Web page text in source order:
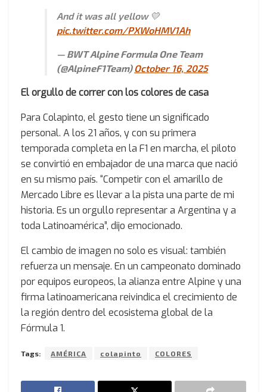
And it was all yellow 💛
pic.twitter.com/PXWoHMV1Ah
— BWT Alpine Formula One Team
(@AlpineF1Team)October 16, 2025
El orgullo de correr con los colores de casa
Para Colapinto, el gesto tiene un significado
personal. A los 21 años, y con su primera
temporada completa en la F1 en marcha, el piloto
se convirtió en embajador de una marca que nació
en su mismo país. “Competir con el amarillo de
Mercado Libre es llevar a la pista una parte de mi
historia. Es un orgullo representar a Argentina y a
toda Latinoamérica”, dijo emocionado.
El cambio de imagen no solo es visual: también
refuerza un mensaje. En un campeonato dominado
por equipos europeos, la alianza entre Alpine y una
firma latinoamericana reivindica el crecimiento de
la región dentro del ecosistema global de la
Fórmula 1.
Tags: AMÉRICA colapinto COLORES